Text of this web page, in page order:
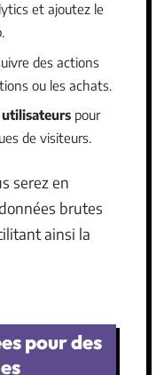
et ajoutez le
des actions
ou les achats.
pour
de visiteurs.
serez en
brutes
ainsi la
pour des